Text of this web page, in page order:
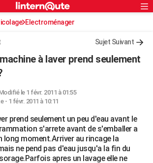
ville
S'inscrire
Connexion
Electroménager
Sujet Suivant
à laver prend seulement
le 1 févr. 2011 à 01:55
- 1 févr. 2011 à 10:11
prend seulement un peu d'eau avant le
s'arrete avant de s'emballer a
long moment.Arriver au rincage la
ne pend pas d'eau jusqu'a la fin du
apres un lavage elle ne